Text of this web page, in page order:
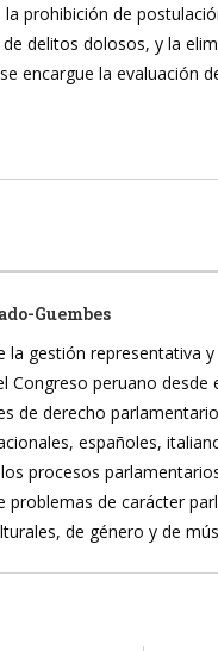
prohibición de
delitos dolosos, y la
encargue la evaluación
Guembes
la gestión representativa
Congreso peruano
de derecho
españoles,
procesos
problemas de carácter
de género y de